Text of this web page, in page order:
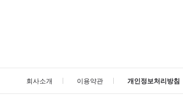
회사소개 이용약관 개인정보처리방침